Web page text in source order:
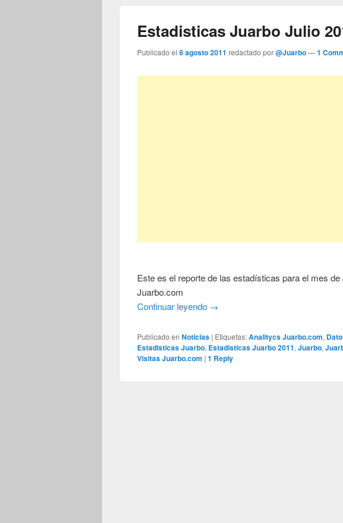
Estadisticas Juarbo Julio
Publicado el6 agosto 2011 redactado por@Juarbo—1
Este es el reporte de las estadísticas para el mes de
Juarbo.com
Continuar leyendo →
Publicado en Noticias | Etiquetas:Analitycs Juarbo.com,
Estadisticas Juarbo, Estadisticas Juarbo 2011,Juarbo,
Visitas Juarbo.com |1 Reply